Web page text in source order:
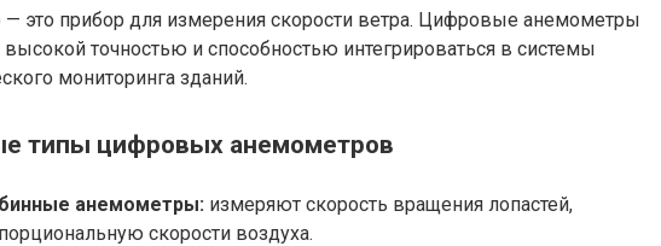
это прибор для измерения скорости ветра. Цифровые анемометры
высокой точностью и способностью интегрироваться в системы
мониторинга зданий.
типы цифровых анемометров
анемометры: измеряют скорость вращения лопастей,
скорости воздуха.